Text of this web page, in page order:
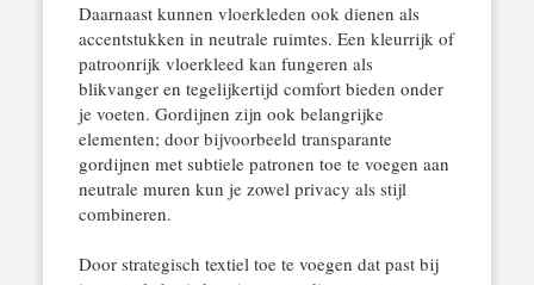
Daarnaast kunnen vloerkleden ook dienen als
accentstukken in neutrale ruimtes. Een kleurrijk of
patroonrijk vloerkleed kan fungeren als
blikvanger en tegelijkertijd comfort bieden onder
je voeten. Gordijnen zijn ook belangrijke
elementen; door bijvoorbeeld transparante
gordijnen met subtiele patronen toe te voegen aan
neutrale muren kun je zowel privacy als stijl
combineren.
Door strategisch textiel toe te voegen dat past bij